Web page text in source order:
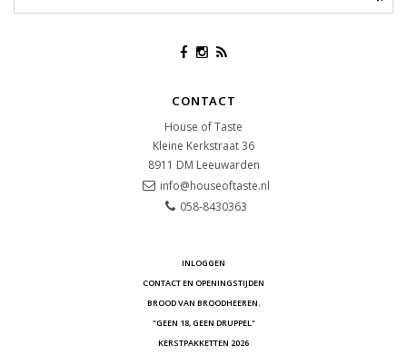
CONTACT
House of Taste
Kleine Kerkstraat 36
8911 DM Leeuwarden
info@houseoftaste.nl
058-8430363
INLOGGEN
CONTACT EN OPENINGSTIJDEN
BROOD VAN BROODHEEREN.
"GEEN 18, GEEN DRUPPEL"
KERSTPAKKETTEN 2026